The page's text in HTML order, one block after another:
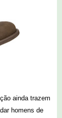
ainda trazem
homens de